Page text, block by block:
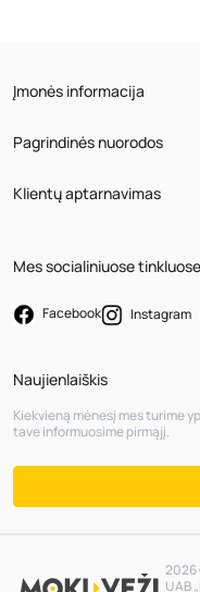
Įmonės informacija
Pagrindinės nuorodos
Klientų aptarnavimas
Mes socialiniuose tinkluose
Facebook Instagram
Naujienlaiškis
Kiekvieną mėnesį mes turime
tave informuosime pirmąjį.
2026
UAB